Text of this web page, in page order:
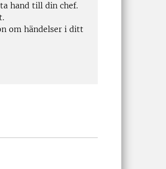
hand till din chef.
om händelser i ditt